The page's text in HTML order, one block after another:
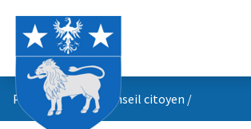
Propositions du conseil citoyen /